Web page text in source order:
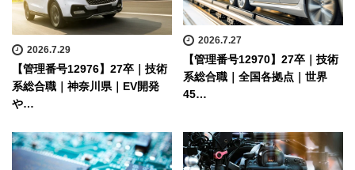
2026.7.29
【管理番号12976】27卒｜技術
系総合職｜神奈川県｜EV開発
や…
2026.7.27
【管理番号12970】27卒｜技術
系総合職｜全国各拠点｜世界
45…